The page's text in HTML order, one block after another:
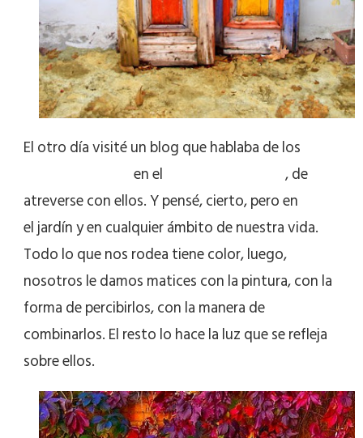
El otro día visité un blog que hablaba de los
en el
, de
atreverse con ellos. Y pensé, cierto, pero en
el jardín y en cualquier ámbito de nuestra vida.
Todo lo que nos rodea tiene color, luego,
nosotros le damos matices con la pintura, con la
forma de percibirlos, con la manera de
combinarlos. El resto lo hace la luz que se refleja
sobre ellos.